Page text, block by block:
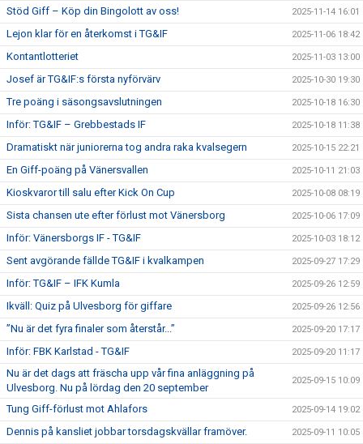
Stöd Giff – Köp din Bingolott av oss! 2025-11-14 16:01
Lejon klar för en återkomst i TG&IF 2025-11-06 18:42
Kontantlotteriet 2025-11-03 13:00
Josef är TG&IF:s första nyförvärv 2025-10-30 19:30
Tre poäng i säsongsavslutningen 2025-10-18 16:30
Inför: TG&IF – Grebbestads IF 2025-10-18 11:38
Dramatiskt när juniorerna tog andra raka kvalsegern 2025-10-15 22:21
En Giff-poäng på Vänersvallen 2025-10-11 21:03
Kioskvaror till salu efter Kick On Cup 2025-10-08 08:19
Sista chansen ute efter förlust mot Vänersborg 2025-10-06 17:09
Inför: Vänersborgs IF - TG&IF 2025-10-03 18:12
Sent avgörande fällde TG&IF i kvalkampen 2025-09-27 17:29
Inför: TG&IF – IFK Kumla 2025-09-26 12:59
Ikväll: Quiz på Ulvesborg för giffare 2025-09-26 12:56
”Nu är det fyra finaler som återstår...” 2025-09-20 17:17
Inför: FBK Karlstad - TG&IF 2025-09-20 11:17
Nu är det dags att fräscha upp vår fina anläggning på
Ulvesborg. Nu på lördag den 20 september
2025-09-15 10:09
Tung Giff-förlust mot Ahlafors 2025-09-14 19:02
Dennis på kansliet jobbar torsdagskvällar framöver. 2025-09-11 10:05